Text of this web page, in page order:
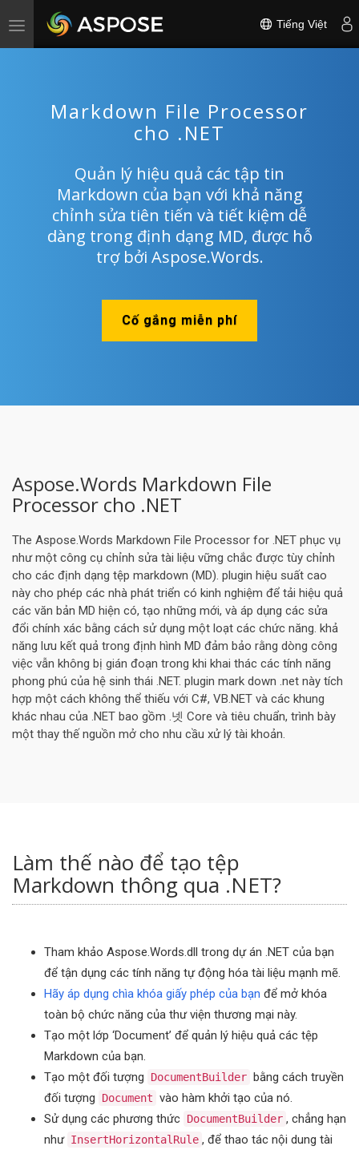
Toggle
Tiếng Việt
Markdown File Processor
cho .NET
Quản lý hiệu quả các tập tin
Markdown của bạn với khả năng
chỉnh sửa tiên tiến và tiết kiệm dễ
dàng trong định dạng MD, được hỗ
trợ bởi Aspose.Words.
Cố gắng miễn phí
Aspose.Words Markdown File
Processor cho .NET
The Aspose.Words Markdown File Processor for .NET phục vụ
như một công cụ chỉnh sửa tài liệu vững chắc được tùy chỉnh
cho các định dạng tệp markdown (MD). plugin hiệu suất cao
này cho phép các nhà phát triển có kinh nghiệm để tải hiệu quả
các văn bản MD hiện có, tạo những mới, và áp dụng các sửa
đổi chính xác bằng cách sử dụng một loạt các chức năng. khả
năng lưu kết quả trong định hình MD đảm bảo rằng dòng công
việc vẫn không bị gián đoạn trong khi khai thác các tính năng
phong phú của hệ sinh thái .NET. plugin mark down .net này tích
hợp một cách không thể thiếu với C#, VB.NET và các khung
khác nhau của .NET bao gồm .넷 Core và tiêu chuẩn, trình bày
một thay thế nguồn mở cho nhu cầu xử lý tài khoản.
Làm thế nào để tạo tệp
Markdown thông qua .NET?
Tham khảo Aspose.Words.dll trong dự án .NET của bạn
để tận dụng các tính năng tự động hóa tài liệu mạnh mẽ.
Hãy áp dụng chìa khóa giấy phép của bạn để mở khóa
toàn bộ chức năng của thư viện thương mại này.
Tạo một lớp ‘Document’ để quản lý hiệu quả các tệp
Markdown của bạn.
Tạo một đối tượng
DocumentBuilder bằng cách truyền
đối tượng
Document vào hàm khởi tạo của nó.
Sử dụng các phương thức DocumentBuilder , chẳng hạn
như InsertHorizontalRule , để thao tác nội dung tài